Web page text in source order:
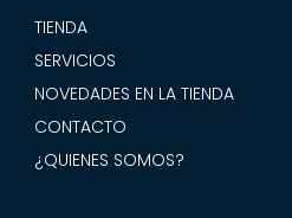
TIENDA
SERVICIOS
NOVEDADES EN LA TIENDA
CONTACTO
¿QUIENES SOMOS?